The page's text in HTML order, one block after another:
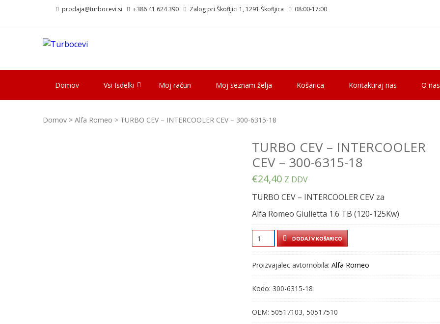
prodaja@turbocevi.si +386 41 624 390 Zalog pri Škofljici 1, 1291 Škofljica 08:00-17:00
Domov Vsi Isdelki Moj račun Moj seznam želja Košarica Kontaktiraj nas O nas
Domov > Alfa Romeo > TURBO CEV – INTERCOOLER CEV – 300-6315-18
TURBO CEV – INTERCOOLER
CEV – 300-6315-18
€24,40 Z DDV
TURBO CEV – INTERCOOLER CEV za
Alfa Romeo Giulietta 1.6 TB (120-125Kw)
TURBO
CEV
INTERCOOLER
–
6315-
DODAJ V KOŠARICO
Proizvajalec avtomobila: Alfa Romeo
Kodo: 300-6315-18
OEM: 50517103, 50517510